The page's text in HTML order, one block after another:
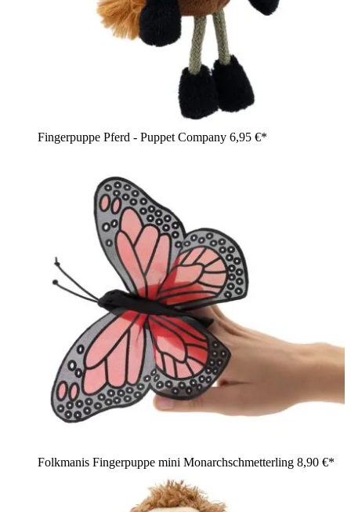
Fingerpuppe Pferd - Puppet Company 6,95 €*
Folkmanis Fingerpuppe mini Monarchschmetterling 8,90 €*